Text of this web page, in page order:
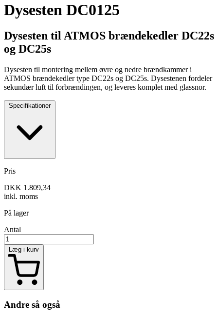
Dysesten DC0125
Dysesten til ATMOS brændekedler DC22s
og DC25s
Dysesten til montering mellem øvre og nedre brændkammer i
ATMOS brændekedler type DC22s og DC25s. Dysestenen fordeler
sekundær luft til forbrændingen, og leveres komplet med glassnor.
Specifikationer
Pris
DKK 1.809,34
inkl. moms
På lager
Antal
Læg i kurv
Andre så også